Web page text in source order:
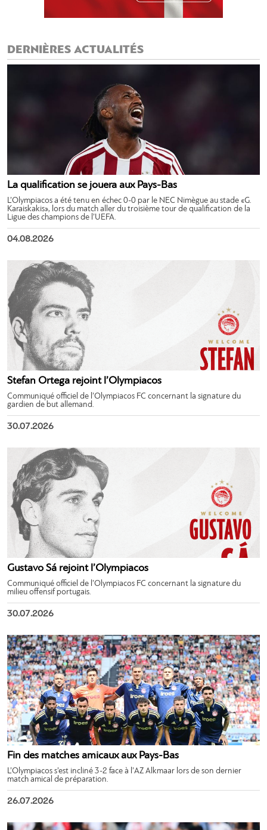
DERNIÈRES ACTUALITÉS
La qualification se jouera aux Pays-Bas
L’Olympiacos a été tenu en échec 0-0 par le NEC Nimègue au stade «G.
Karaiskakis», lors du match aller du troisième tour de qualification de la
Ligue des champions de l’UEFA.
04.08.2026
Stefan Ortega rejoint l’Olympiacos
Communiqué officiel de l’Olympiacos FC concernant la signature du
gardien de but allemand.
30.07.2026
Gustavo Sá rejoint l’Olympiacos
Communiqué officiel de l’Olympiacos FC concernant la signature du
milieu offensif portugais.
30.07.2026
Fin des matches amicaux aux Pays-Bas
L’Olympiacos s’est incliné 3-2 face à l’AZ Alkmaar lors de son dernier
match amical de préparation.
26.07.2026